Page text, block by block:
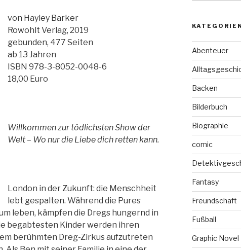
von Hayley Barker
Rowohlt Verlag, 2019
gebunden, 477 Seiten
ab 13 Jahren
ISBN 978-3-8052-0048-6
18,00 Euro
Willkommen zur tödlichsten Show der
Welt – Wo nur die Liebe dich retten kann.
London in der Zukunft: die Menschheit
lebt gespalten. Während die Pures
leben, kämpfen die Dregs hungernd in
begabtesten Kinder werden ihren
berühmten Dreg-Zirkus aufzutreten
KATEGORIEN
Abenteuer
Backen
Bilderbuch
Biographie
comic
Fantasy
Freundschaft
Fußball
Graphic Novel